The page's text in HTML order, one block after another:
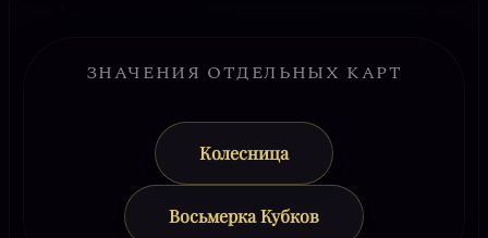
ЗНАЧЕНИЯ ОТДЕЛЬНЫХ КАРТ
Колесница
Восьмерка Кубков